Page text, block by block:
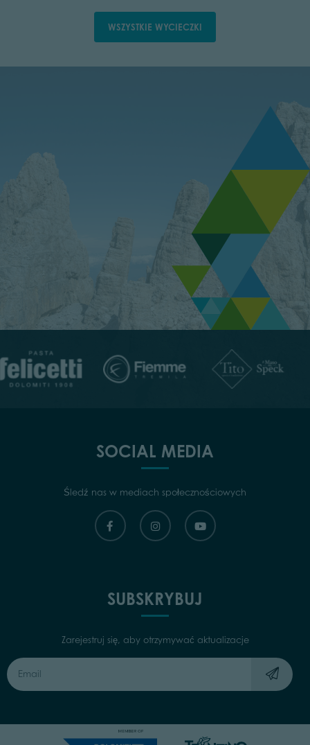
WSZYSTKIE WYCIECZKI
SOCIAL MEDIA
Śledź nas w mediach społecznościowych
SUBSKRYBUJ
Zarejestruj się, aby otrzymywać aktualizacje